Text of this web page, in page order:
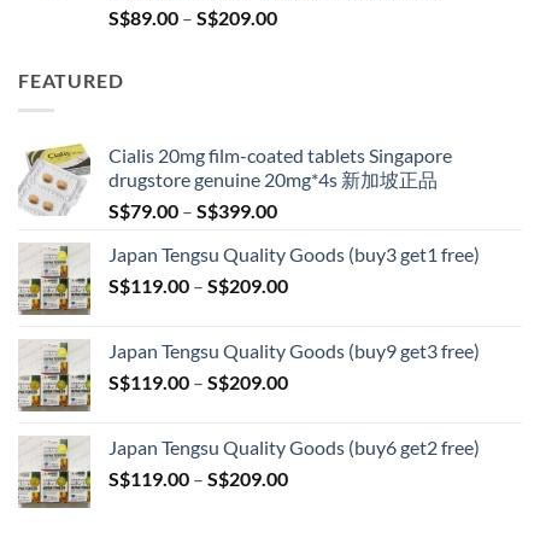
S$89.00 – S$209.00Price
FEATURED
Cialis 20mg film-coated tablets Singapore
drugstore genuine 20mg*4s 新加坡正品
S$79.00 – S$399.00Price
S$79.00
through
Japan Tengsu Quality Goods (buy3 get1 free)
S$119.00 – S$209.00Price
through
S$209.00
Japan Tengsu Quality Goods (buy9 get3 free)
S$119.00 – S$209.00Price
through
S$209.00
Japan Tengsu Quality Goods (buy6 get2 free)
S$119.00 – S$209.00Price